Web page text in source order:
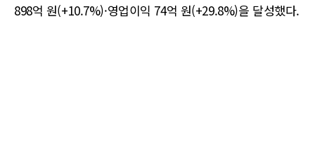
898억 원(+10.7%)·영업이익 74억 원(+29.8%)을 달성했다.